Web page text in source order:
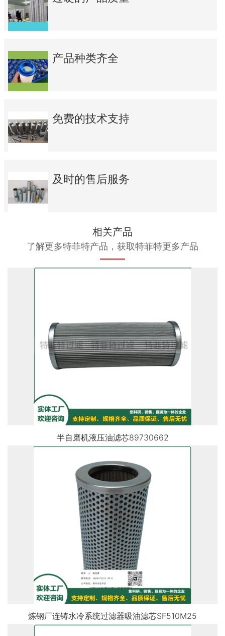
产品种类齐全
免费的技术支持
及时的售后服务
相关产品
了解更多特菲特产品，获取特菲特更多产品
半自磨机液压油滤芯89730662
炼钢厂连铸水冷系统过滤器吸油滤芯SF510M25